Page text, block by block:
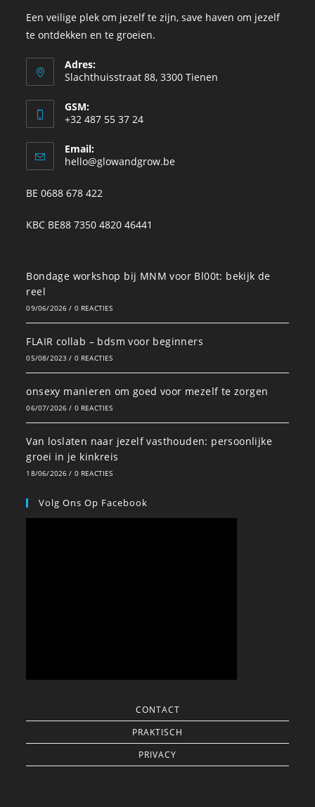
Een veilige plek om jezelf te zijn, save haven om jezelf
te ontdekken en te groeien.
Adres:
Slachthuisstraat 88, 3300 Tienen
GSM:
+32 487 55 37 24
Email:
hello@glowandgrow.be
BE 0688 678 422
KBC BE88 7350 4820 46441
Bondage workshop bij MNM voor Bl00t: bekijk de
reel
09/06/2026 / 0 REACTIES
FLAIR collab – bdsm voor beginners
05/08/2023 / 0 REACTIES
onsexy manieren om goed voor mezelf te zorgen
06/07/2026 / 0 REACTIES
Van loslaten naar jezelf vasthouden: persoonlijke
groei in je kinkreis
18/06/2026 / 0 REACTIES
Volg Ons Op Facebook
CONTACT
PRAKTISCH
PRIVACY